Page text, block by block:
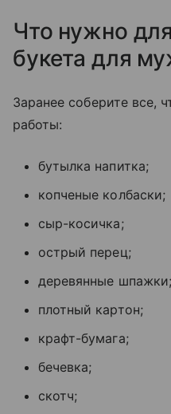
Что нужно
букета для
Заранее соберите все,
работы:
бутылка напитка;
копченые колбаски;
сыр-косичка;
острый перец;
деревянные шпажки;
плотный картон;
крафт-бумага;
бечевка;
скотч;